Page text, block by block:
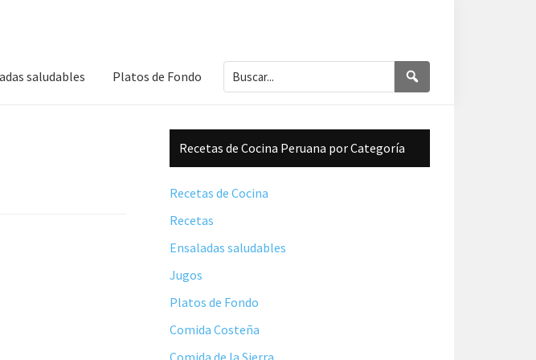
saludables Platos de Fondo Buscar...
Barra
lateral
principal
Recetas de Cocina Peruana por Categoría
Recetas de Cocina
Recetas
Ensaladas saludables
Jugos
Platos de Fondo
Comida Costeña
Comida de la Sierra